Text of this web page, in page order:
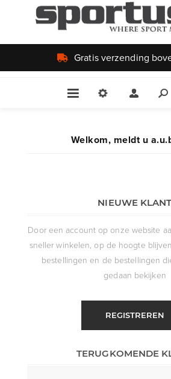
Gratis verzending
Welkom, meldt u
NIEUWE KLANT
Door een account op onze website
sneller winkelen, op de hoogte
bestellingen en de bestellingen
gedaan bekijken
REGISTREREN
TERUGKOMENDE